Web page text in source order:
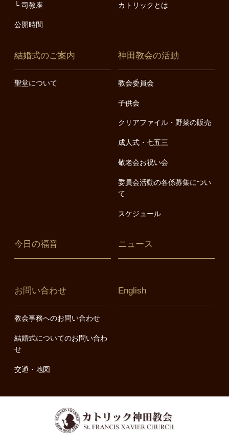
司教座
公開時間
カトリックとは
結婚式のご案内
聖堂について
神田教会の活動
教会委員会
子供会
クリアファイル・野菜の販売
成人式・七五三
敬老会お祝い会
委員会活動の各係募集につい
て
スケジュール
今日の福音 ニュース
お問い合わせ
教会事務へのお問い合わせ
結婚式についてのお問い合わ
せ
交通・地図
English